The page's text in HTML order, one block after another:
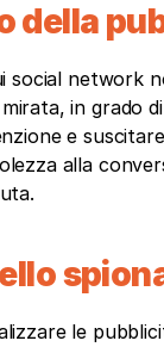
della
social network
in grado
e
alla
le